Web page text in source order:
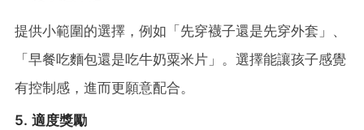
提供小範圍的選擇，例如「先穿襪子還是先穿外套」、
「早餐吃麵包還是吃牛奶粟米片」。選擇能讓孩子感覺
有控制感，進而更願意配合。
5. 適度獎勵